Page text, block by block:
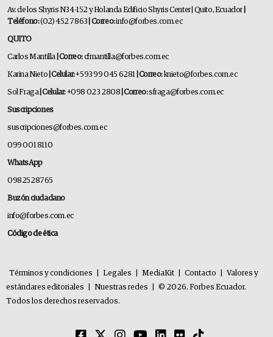
Av. de los Shyris N34-152 y Holanda Edificio Shyris Center | Quito, Ecuador
Teléfono:(02) 452 7863 | Correo:info@forbes.com.ec
QUITO
Carlos Mantilla | Correo:cfmantilla@forbes.com.ec
Karina Nieto | Celular:+593 99 045 6281 | Correo:knieto@forbes.com.ec
Sol Fraga| Celular:+098 023 2808 | Correo:sfraga@forbes.com.ec
Suscripciones
suscripciones@forbes.com.ec
099 001 8110
WhatsApp
0982528765
Buzón ciudadano
info@forbes.com.ec
Código de ética
Términos y condiciones Legales MediaKit Contacto
Valores y
estándares editoriales
Nuestras redes
© 2026. Forbes Ecuador.
Todos los derechos reservados.